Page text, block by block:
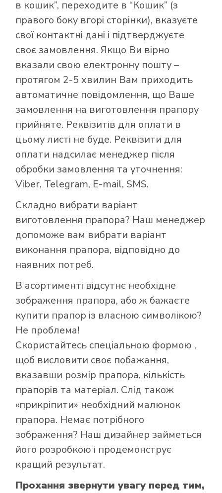
в кошик”, переходите в “Кошик” (з
правого боку вгорі сторінки), вказуєте
свої контактні дані і підтверджуєте
своє замовлення. Якщо Ви вірно
вказали свою електронну пошту –
протягом 2-5 хвилин Вам приходить
автоматичне повідомлення, що Ваше
замовлення на виготовлення прапору
прийняте. Реквізитів для оплати в
цьому листі не буде. Реквізити для
оплати надсилає менеджер після
обробки замовлення та уточнення:
Viber, Telegram, E-mail, SMS.
Складно вибрати варіант
виготовлення прапора? Наш менеджер
допоможе вам вибрати варіант
виконання прапора, відповідно до
наявних потреб.
В асортименті відсутнє необхідне
зображення прапора, або ж бажаєте
купити прапор із власною символікою?
Не проблема!
Скористайтесь спеціальною формою ,
щоб висловити своє побажання,
вказавши розмір прапора, кількість
прапорів та матеріал. Слід також
«прикріпити» необхідний малюнок
прапора. Немає потрібного
зображення? Наш дизайнер займеться
його розробкою і продемонструє
кращий результат.
Прохання звернути увагу перед тим,
Як купити прапор
в інтернет-
магазині Лакор: